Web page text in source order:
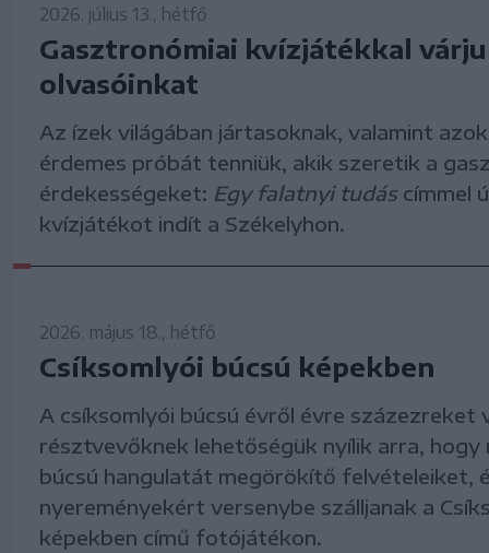
2026. július 13., hétfő
Gasztronómiai kvízjátékkal
olvasóinkat
Az ízek világában jártasoknak, valamint
érdemes próbát tenniük, akik szeretik a
érdekességeket: Egy falatnyi tudás címmel
kvízjátékot indít a Székelyhon.
2026. május 18., hétfő
Csíksomlyói búcsú képekben
A csíksomlyói búcsú évről évre százezreket
résztvevőknek lehetőségük nyílik arra, hogy
búcsú hangulatát megörökítő felvételeiket,
nyereményekért versenybe szálljanak a
képekben című fotójátékon.